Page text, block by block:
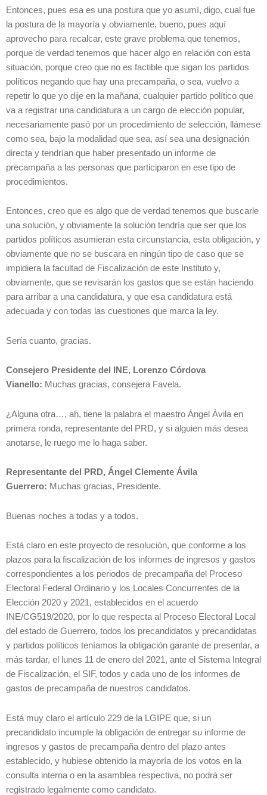
Entonces, pues esa es una postura que yo asumí, digo, cual fue
la postura de la mayoría y obviamente, bueno, pues aquí
aprovecho para recalcar, este grave problema que tenemos,
porque de verdad tenemos que hacer algo en relación con esta
situación, porque creo que no es factible que sigan los partidos
políticos negando que hay una precampaña, o sea, vuelvo a
repetir lo que yo dije en la mañana, cualquier partido político que
va a registrar una candidatura a un cargo de elección popular,
necesariamente pasó por un procedimiento de selección, llámese
como sea, bajo la modalidad que sea, así sea una designación
directa y tendrían que haber presentado un informe de
precampaña a las personas que participaron en ese tipo de
procedimientos.
Entonces, creo que es algo que de verdad tenemos que buscarle
una solución, y obviamente la solución tendría que ser que los
partidos políticos asumieran esta circunstancia, esta obligación, y
obviamente que no se buscara en ningún tipo de caso que se
impidiera la facultad de Fiscalización de este Instituto y,
obviamente, que se revisarán los gastos que se están haciendo
para arribar a una candidatura, y que esa candidatura está
adecuada y con todas las cuestiones que marca la ley.
Sería cuanto, gracias.
Consejero Presidente del INE, Lorenzo Córdova
Vianello: Muchas gracias, consejera Favela.
¿Alguna otra…, ah, tiene la palabra el maestro Ángel Ávila en
primera ronda, representante del PRD, y si alguien más desea
anotarse, le ruego me lo haga saber.
Representante del PRD, Ángel Clemente Ávila
Guerrero: Muchas gracias, Presidente.
Buenas noches a todas y a todos.
Está claro en este proyecto de resolución, que conforme a los
plazos para la fiscalización de los informes de ingresos y gastos
correspondientes a los periodos de precampaña del Proceso
Electoral Federal Ordinario y los Locales Concurrentes de la
Elección 2020 y 2021, establecidos en el acuerdo
INE/CG519/2020, por lo que respecta al Proceso Electoral Local
del estado de Guerrero, todos los precandidatos y precandidatas
y partidos políticos teníamos la obligación garante de presentar, a
más tardar, el lunes 11 de enero del 2021, ante el Sistema Integral
de Fiscalización, el SIF, todos y cada uno de los informes de
gastos de precampaña de nuestros candidatos.
Está muy claro el artículo 229 de la LGIPE que, si un
precandidato incumple la obligación de entregar su informe de
ingresos y gastos de precampaña dentro del plazo antes
establecido, y hubiese obtenido la mayoría de los votos en la
consulta interna o en la asamblea respectiva, no podrá ser
registrado legalmente como candidato.